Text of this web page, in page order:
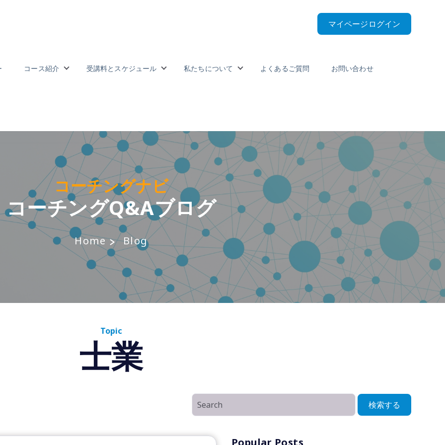
マイページログイン
受講者の声
コース紹介 Show submenu for コース紹介
受講料とスケジュール Show submenu for 受講料とスケジュール
私たちについて Show submenu for 私たちについて
よくあるご質問 お問い合わせ
コーチングナビ
コーチングQ&Aブログ
Home Blog
Topic
士業
検索する
Popular Posts